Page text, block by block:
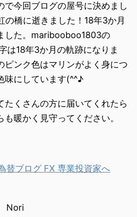
で今回ブログの屋号に決めまし
橋に逝きました！18年3か月
した。maribooboo1803の
は18年3か月の軌跡になりま
ピンク色はマリンがよく身につ
味にしています(^^♪
たくさんの方に届いてくれたら
暖かく見守ってください。
Nori